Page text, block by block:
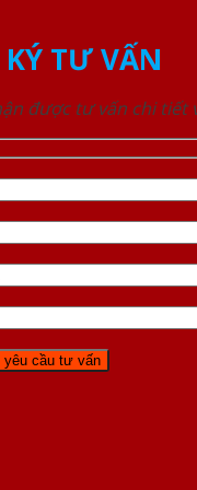
TƯ VẤN
được tư vấn chi tiết